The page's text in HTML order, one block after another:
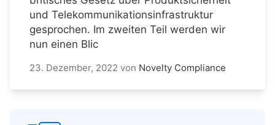
und Telekommunikationsinfrastruktur
gesprochen. Im zweiten Teil werden wir
nun einen Blic
23. Dezember, 2022 von Novelty Compliance